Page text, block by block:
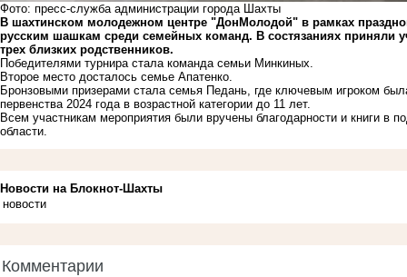
Фото: пресс-служба администрации города Шахты
В шахтинском молодежном центре "ДонМолодой" в рамках
русским шашкам среди семейных команд. В состязаниях приняли
трех близких родственников.
Победителями турнира стала команда семьи Минкиных.
Второе место досталось семье Апатенко.
Бронзовыми призерами стала семья Педань, где ключевым игроком
первенства 2024 года в возрастной категории до 11 лет.
Всем участникам мероприятия были вручены благодарности и книги в
области.
Новости на Блoкнoт-Шахты
новости
Комментарии